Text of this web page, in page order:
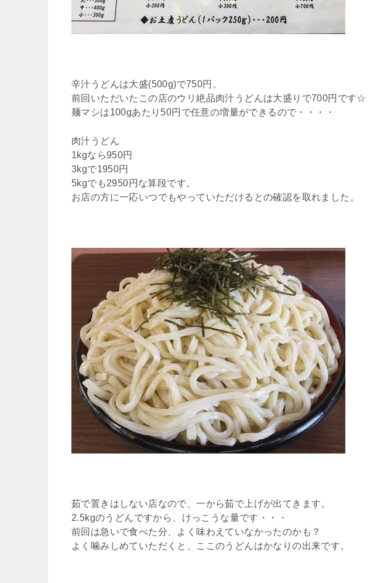
辛汁うどんは大盛(500g)で750円。
前回いただいたこの店のウリ絶品肉汁うどんは大盛りで700円です☆
麺マシは100gあたり50円で任意の増量ができるので・・・・
肉汁うどん
1kgなら950円
3kgで1950円
5kgでも2950円な算段です。
お店の方に一応いつでもやっていただけるとの確認を取れました。
茹で置きはしない店なので、一から茹で上げが出てきます。
2.5kgのうどんですから、けっこうな量です・・・
前回は急いで食べた分、よく味わえていなかったのかも？
よく噛みしめていただくと、ここのうどんはかなりの出来です。